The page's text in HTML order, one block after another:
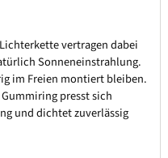
vertragen dabei
Sonneneinstrahlung.
im Freien montiert bleiben.
presst sich
und dichtet zuverlässig